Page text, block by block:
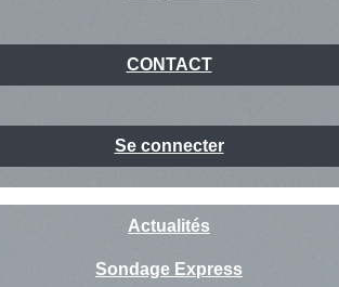
CONTACT
Se connecter
Actualités
Sondage Express